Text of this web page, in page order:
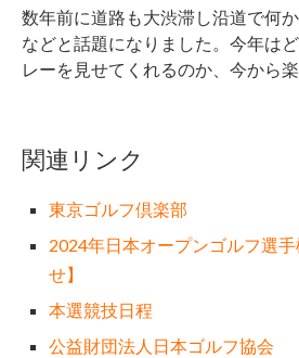
数年前に道路も大渋滞し沿道で何
などと話題になりました。今年は
レーを見せてくれるのか、今から楽
関連リンク
東京ゴルフ倶楽部
2024年日本オープンゴルフ選
せ】
本選競技日程
公益財団法人日本ゴルフ協会